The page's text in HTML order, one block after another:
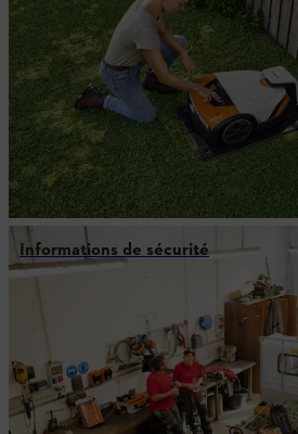
Informations de sécurité